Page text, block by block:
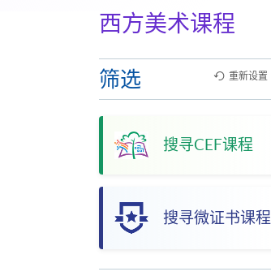
西方美术课程
筛选
搜寻CEF课程
搜寻微证书课程
重新设置